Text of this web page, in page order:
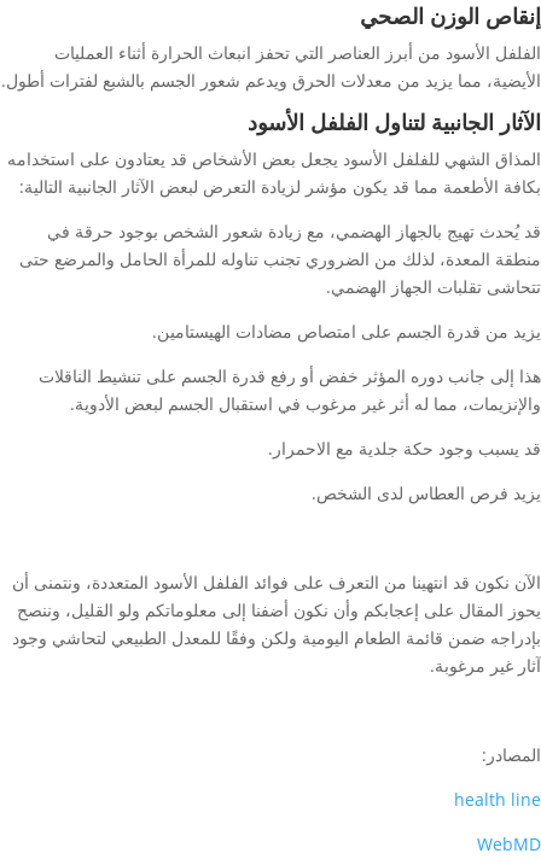
إنقاص الوزن الصحي
الفلفل الأسود من أبرز العناصر التي تحفز انبعاث الحرارة أثناء العمليات
الأيضية، مما يزيد من معدلات الحرق ويدعم شعور الجسم بالشبع لفترات أطول.
الآثار الجانبية لتناول الفلفل الأسود
المذاق الشهي للفلفل الأسود يجعل بعض الأشخاص قد يعتادون على استخدامه
بكافة الأطعمة مما قد يكون مؤشر لزيادة التعرض لبعض الآثار الجانبية التالية:
قد يُحدث تهيج بالجهاز الهضمي، مع زيادة شعور الشخص بوجود حرقة في
منطقة المعدة، لذلك من الضروري تجنب تناوله للمرأة الحامل والمرضع حتى
تتحاشى تقلبات الجهاز الهضمي.
يزيد من قدرة الجسم على امتصاص مضادات الهيستامين.
هذا إلى جانب دوره المؤثر خفض أو رفع قدرة الجسم على تنشيط الناقلات
والإنزيمات، مما له أثر غير مرغوب في استقبال الجسم لبعض الأدوية.
قد يسبب وجود حكة جلدية مع الاحمرار.
يزيد فرص العطاس لدى الشخص.
الآن نكون قد انتهينا من التعرف على فوائد الفلفل الأسود المتعددة، ونتمنى أن
يحوز المقال على إعجابكم وأن نكون أضفنا إلى معلوماتكم ولو القليل، وننصح
بإدراجه ضمن قائمة الطعام اليومية ولكن وفقًا للمعدل الطبيعي لتحاشي وجود
آثار غير مرغوبة.
المصادر:
health line
WebMD